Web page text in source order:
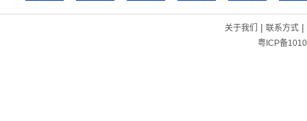
关于我们 | 联系方式|
粤ICP备